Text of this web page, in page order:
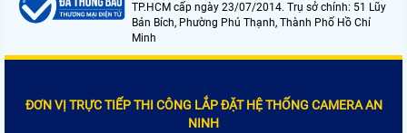
TP.HCM cấp ngày 23/07/2014. Trụ sở chính: 51 Lũy
Bán Bích, Phường Phú Thạnh, Thành Phố Hồ Chí
Minh
ĐƠN VỊ TRỰC TIẾP THI CÔNG LẮP ĐẶT HỆ THỐNG CAMERA AN
NINH